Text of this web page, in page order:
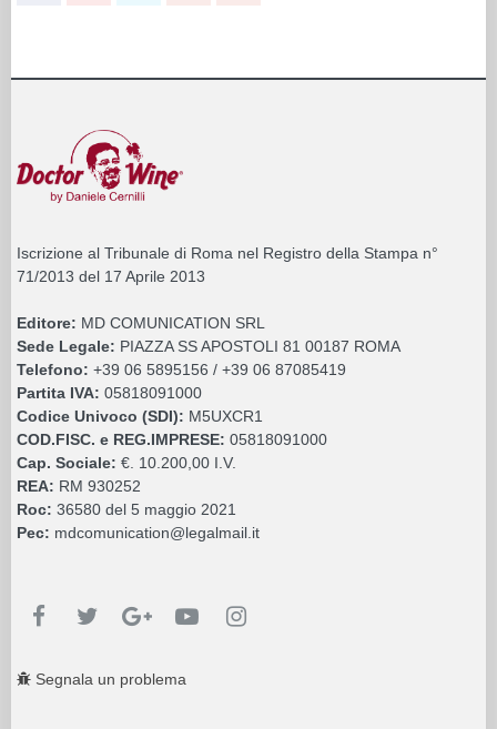
Iscrizione al Tribunale di Roma nel Registro della Stampa n°
71/2013 del 17 Aprile 2013
Editore: MD COMUNICATION SRL
Sede Legale: PIAZZA SS APOSTOLI 81 00187 ROMA
Telefono: +39 06 5895156 / +39 06 87085419
Partita IVA: 05818091000
Codice Univoco (SDI): M5UXCR1
COD.FISC. e REG.IMPRESE: 05818091000
Cap. Sociale: €. 10.200,00 I.V.
REA: RM 930252
Roc: 36580 del 5 maggio 2021
Pec: mdcomunication@legalmail.it
Segnala un problema